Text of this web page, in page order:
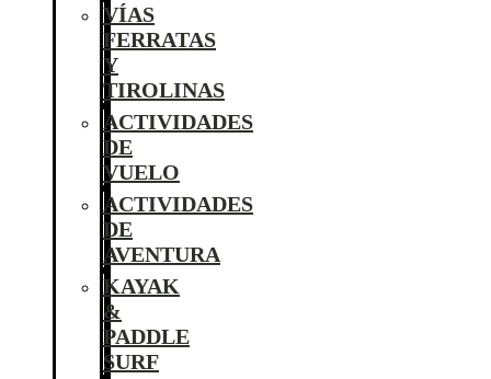
VÍAS
FERRATAS
Y
TIROLINAS
ACTIVIDADES
DE
VUELO
ACTIVIDADES
DE
AVENTURA
KAYAK
&
PADDLE
SURF